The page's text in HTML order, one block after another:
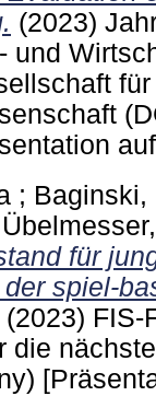
(2023)
und
für
; Baginski,
für
spiel-
(2023) FIS-
die